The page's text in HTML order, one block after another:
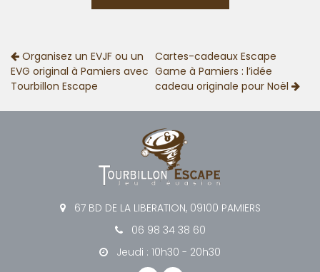
Organisez un EVJF ou un
EVG original à Pamiers avec
Tourbillon Escape
Cartes-cadeaux Escape
Game à Pamiers : l’idée
cadeau originale pour Noël
67 BD DE LA LIBERATION, 09100 PAMIERS
06 98 34 38 60
Jeudi : 10h30 - 20h30